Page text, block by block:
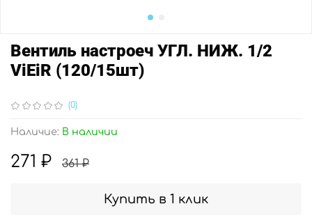
(0)
Наличие: В наличии
Вентиль настроеч УГЛ. НИЖ. 1/2
ViEiR (120/15шт)
271 ₽ 361 ₽
Купить в 1 клик